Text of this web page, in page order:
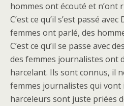
hommes ont écouté et n’ont
C’est ce qu’il s’est passé
femmes ont parlé, des
C’est ce qu’il se passe avec
des femmes journalistes ont
harcelant. Ils sont connus, il
femmes journalistes qui vont
harceleurs sont juste priées